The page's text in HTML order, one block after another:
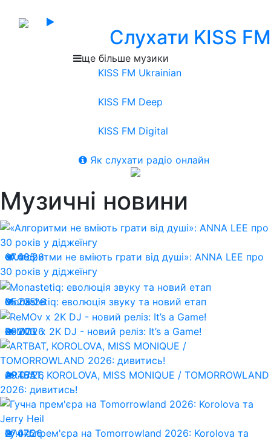
Слухати KISS FM
ще більше музики
KISS FM Ukrainian
KISS FM Deep
KISS FM Digital
Як слухати радіо онлайн
Музичні новини
07.08.26
405
«Алгоритми не вміють грати від душі»: ANNA LEE про
30 років у діджеїнгу
05.08.26
235
Monastetiq: еволюція звуку та новий етап
29.07.26
200
ReMOv x 2K DJ - новий реліз: It’s a Game!
29.07.26
455
ARTBAT, KOROLOVA, MISS MONIQUE / TOMORROWLAND
2026: дивитись!
27.07.26
475
Гучна прем'єра на Tomorrowland 2026: Korolova та